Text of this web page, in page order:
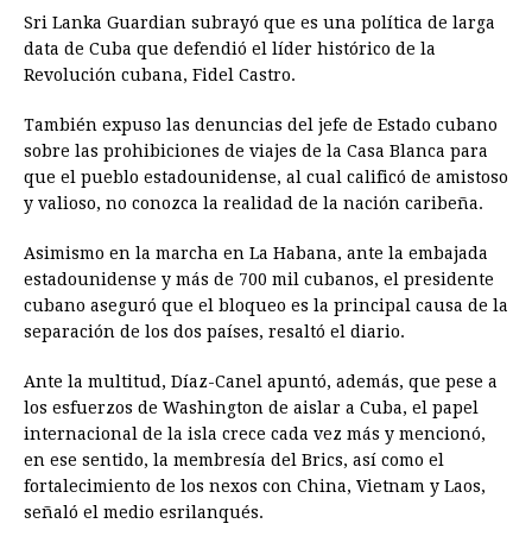
Sri Lanka Guardian subrayó que es una política de larga
data de Cuba que defendió el líder histórico de la
Revolución cubana, Fidel Castro.
También expuso las denuncias del jefe de Estado cubano
sobre las prohibiciones de viajes de la Casa Blanca para
que el pueblo estadounidense, al cual calificó de amistoso
y valioso, no conozca la realidad de la nación caribeña.
Asimismo en la marcha en La Habana, ante la embajada
estadounidense y más de 700 mil cubanos, el presidente
cubano aseguró que el bloqueo es la principal causa de la
separación de los dos países, resaltó el diario.
Ante la multitud, Díaz-Canel apuntó, además, que pese a
los esfuerzos de Washington de aislar a Cuba, el papel
internacional de la isla crece cada vez más y mencionó,
en ese sentido, la membresía del Brics, así como el
fortalecimiento de los nexos con China, Vietnam y Laos,
señaló el medio esrilanqués.